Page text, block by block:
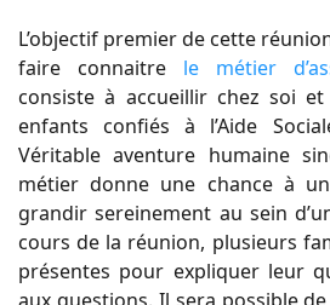
L’objectif premier de cette
faire connaitre le métier
consiste à accueillir chez soi
enfants confiés à l’Aide
Véritable aventure humaine
métier donne une chance à
grandir sereinement au sein
cours de la réunion, plusieurs
présentes pour expliquer leur
aux questions. Il sera possible